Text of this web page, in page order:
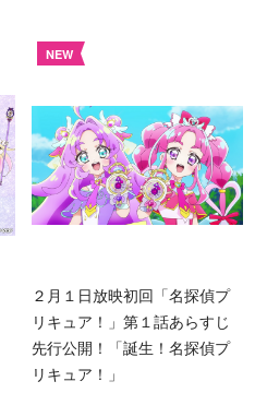
NEW
２月１日放映初回「名探偵プ
リキュア！」第１話あらすじ
先行公開！「誕生！名探偵プ
リキュア！」